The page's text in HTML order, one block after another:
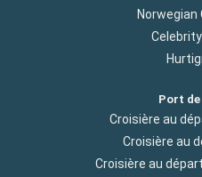
Norwegian
Port
Croisière au
Croisière au
Croisière au